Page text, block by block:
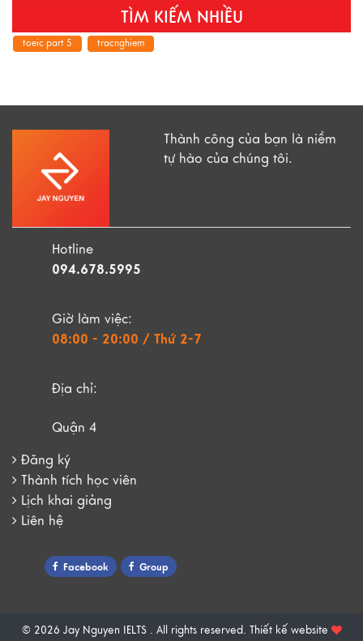
TÌM KIẾM NHIỀU
toeic part 5 tracnghiem
Thành công của bạn là niềm
tự hào của chúng tôi.
Hotline
094.678.5995
Giờ làm việc:
08:00 - 20:00 / Thứ 2-7
Địa chỉ:
Quận 4
Đăng ký
Thành tích học viên
Lịch khai giảng
Liên hệ
Facebook Group
© 2026 Jay Nguyen IELTS . All rights reserved. Thiết kế website